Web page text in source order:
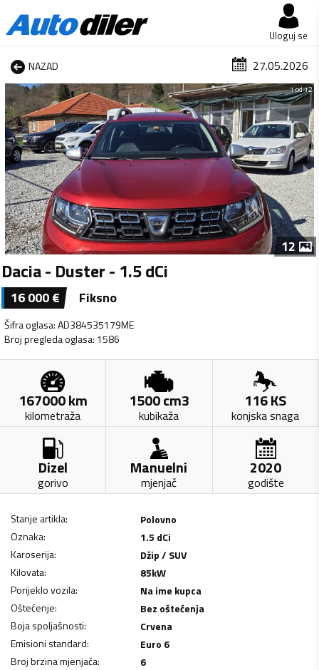
Uloguj se
NAZAD 27.05.2026
1 od 12
12
Dacia - Duster - 1.5 dCi
16 000€ Fiksno
Šifra oglasa:AD384535179ME
Broj pregleda oglasa: 1586
167000km
kilometraža
1500cm3
kubikaža
116KS
konjska snaga
Dizel
gorivo
Manuelni
mjenjač
2020
godište
Stanje artikla:
Polovno
Oznaka:
1.5 dCi
Karoserija:
Džip / SUV
Kilovata: 85kW
Porijeklo vozila:
Na ime kupca
Oštećenje:
Bez oštećenja
Boja spoljašnosti:
Crvena
Emisioni standard:
Euro 6
Broj brzina mjenjača:
6